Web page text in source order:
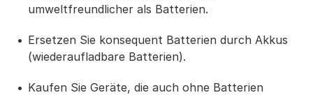
umweltfreundlicher als Batterien.
Ersetzen Sie konsequent Batterien durch Akkus
(wiederaufladbare Batterien).
Kaufen Sie Geräte, die auch ohne Batterien